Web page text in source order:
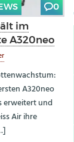
0
im
A320neo
A320neo
erweitert und
Air ihre